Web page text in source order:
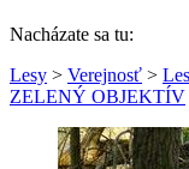
Nacházate sa tu:
Lesy > Verejnosť >
ZELENÝ OBJEKTÍV